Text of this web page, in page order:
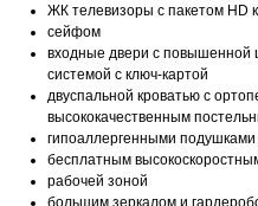
ЖК телевизоры с пакетом HD
сейфом
входные двери с повышенной
системой с ключ-картой
двуспальной кроватью с
высококачественным
гипоаллергенными
бесплатным
рабочей зоной
большим зеркалом и